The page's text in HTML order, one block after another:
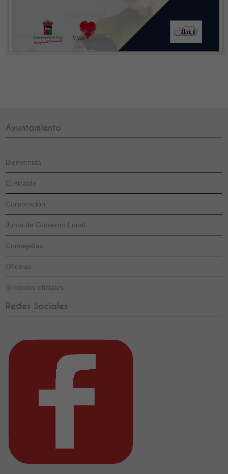
Ayuntamiento
Bienvenida
El Alcalde
Corporación
Junta de Gobierno Local
Concejalías
Oficinas
Símbolos oficiales
Redes Sociales